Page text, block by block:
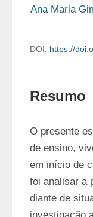
Ana Maria
DOI: https://
Resumo
O presente
de ensino,
em início de
foi analisar a
diante de